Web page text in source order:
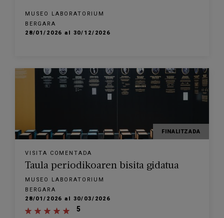
MUSEO LABORATORIUM
BERGARA
28/01/2026 al 30/12/2026
FINALITZADA
VISITA COMENTADA
Taula periodikoaren bisita gidatua
MUSEO LABORATORIUM
BERGARA
28/01/2026 al 30/03/2026
5